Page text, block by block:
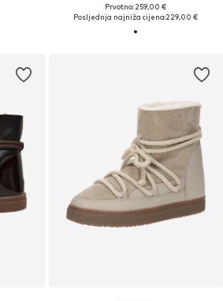
Prvotno: 259,00 €
Posljednja najniža cijena:229,00 €